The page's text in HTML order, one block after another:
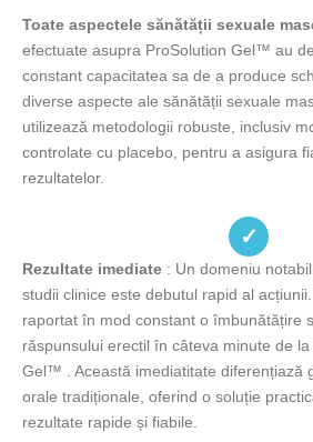
Toate aspectele sănătății sexuale
efectuate asupra ProSolution Gel™ au
constant capacitatea sa de a produce
diverse aspecte ale sănătății sexuale
utilizează metodologii robuste, inclusiv
controlate cu placebo, pentru a asigura
rezultatelor.
✓
Rezultate imediate : Un domeniu
studii clinice este debutul rapid al
raportat în mod constant o îmbunătățire
răspunsului erectil în câteva minute de
Gel™ . Această imediatitate diferențiază
orale tradiționale, oferind o soluție
rezultate rapide și fiabile.